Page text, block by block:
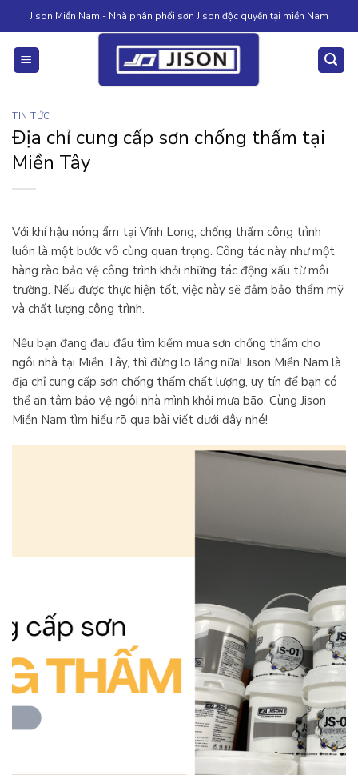
to
content
Jison Miền Nam - Nhà phân phối sơn Jison độc quyền tại miền Nam
TIN TỨC
Địa chỉ cung cấp sơn chống thấm tại
Miền Tây
Với khí hậu nóng ẩm tại Vĩnh Long, chống thấm công trình
luôn là một bước vô cùng quan trọng. Công tác này như một
hàng rào bảo vệ công trình khỏi những tác động xấu từ môi
trường. Nếu được thực hiện tốt, việc này sẽ đảm bảo thẩm mỹ
và chất lượng công trình.
Nếu bạn đang đau đầu tìm kiếm mua sơn chống thấm cho
ngôi nhà tại Miền Tây, thì đừng lo lắng nữa! Jison Miền Nam là
địa chỉ cung cấp sơn chống thấm chất lượng, uy tín để bạn có
thể an tâm bảo vệ ngôi nhà mình khỏi mưa bão. Cùng Jison
Miền Nam tìm hiểu rõ qua bài viết dưới đây nhé!